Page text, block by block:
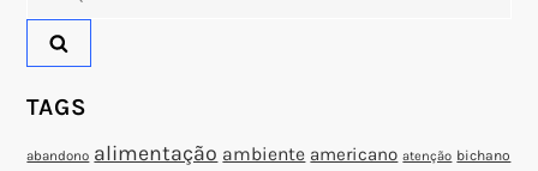
s
t
TAGS
abandono alimentação ambiente americano atenção bichano